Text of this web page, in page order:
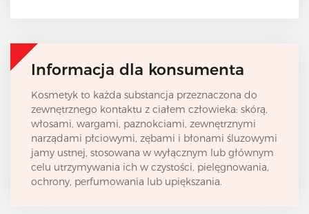
Informacja dla konsumenta
Kosmetyk to każda substancja przeznaczona do
zewnętrznego kontaktu z ciałem człowieka: skórą,
włosami, wargami, paznokciami, zewnętrznymi
narządami płciowymi, zębami i błonami śluzowymi
jamy ustnej, stosowana w wyłącznym lub głównym
celu utrzymywania ich w czystości, pielęgnowania,
ochrony, perfumowania lub upiększania.